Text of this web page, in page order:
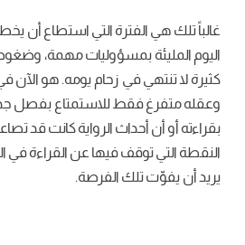
غالباً تلك هي الفترة التي استطاع أن
اليوم المليئة بمسؤوليات مهمة،
كثيرة لا تنتهي في زحام يومه. هو
وعقله متفرغ فقط للاستمتاع بفصل
بقراءته أو أن أحداث الرواية كانت قد
النقطة التي توقف فيها عن القراءة في
يريد أن يفوِّت تلك الفرصة.